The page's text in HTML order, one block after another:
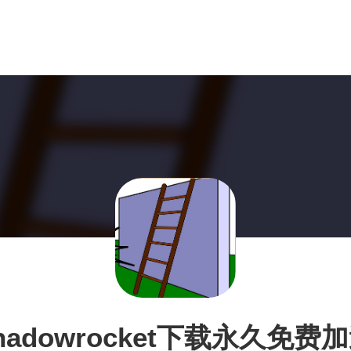
下载永久免费